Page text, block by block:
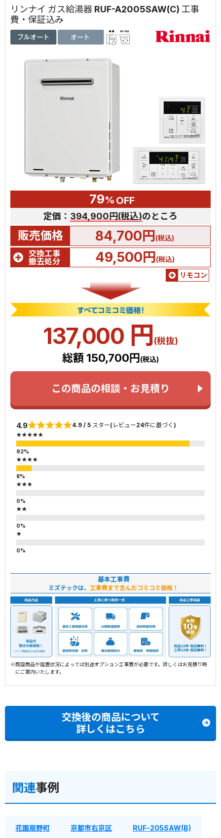
リンナイ ガス給湯器 RUF-A2005SAW(C) 工事
費・保証込み
79% OFF
定価： 394,900円(税込)のところ
販売価格 84,700円(税込)
交換工事
撤去処分
49,500円(税込)
リモコン
137,000 円(税抜)
総額 150,700円 (税込)
この商品の相談・お見積り
4.9 4.9 / 5 スター(レビュー24件に基づく)
★★★★★
★★★★
★★★
★★
★
基本工事費
ミズテックは、 工事費まで含んだコミコミ価格！
※既設商品や設置状況によっては別途オプション工事費が必要です。詳しくはお見積り時
にご案内いたします。
交換後の商品について
詳しくはこちら
関連事例
花園扇野町 京都市右京区 RUF-205SAW(B)